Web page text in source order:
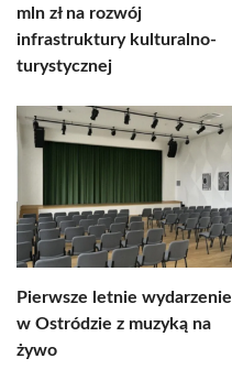
mln zł na rozwój
infrastruktury kulturalno-
turystycznej
Pierwsze letnie wydarzenie
w Ostródzie z muzyką na
żywo